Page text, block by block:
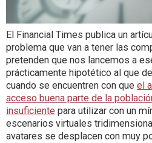
El Financial Times publica un
problema que van a tener las
pretenden que nos lancemos a
prácticamente hipotético al que
cuando se encuentren con que el
acceso buena parte de la
insuficiente para utilizar con un
escenarios virtuales
avatares se desplacen con muy